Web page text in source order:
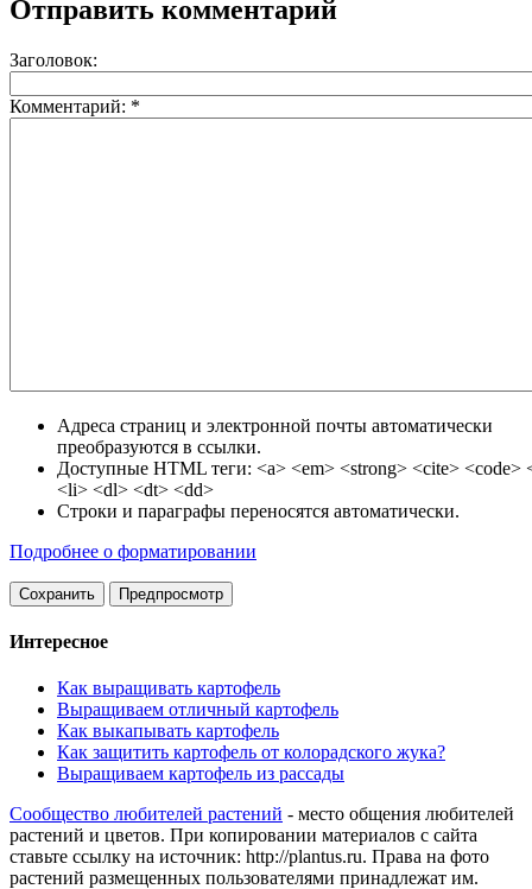
Отправить комментарий
Заголовок:
Комментарий: *
Адреса страниц и электронной почты автоматически
преобразуются в ссылки.
Доступные HTML теги: <a> <em> <strong> <cite> <code>
<li> <dl> <dt> <dd>
Строки и параграфы переносятся автоматически.
Подробнее о форматировании
Интересное
Как выращивать картофель
Выращиваем отличный картофель
Как выкапывать картофель
Как защитить картофель от колорадского жука?
Выращиваем картофель из рассады
Сообщество любителей растений - место общения любителей
растений и цветов. При копировании материалов с сайта
ставьте ссылку на источник: http://plantus.ru. Права на фото
растений размещенных пользователями принадлежат им.